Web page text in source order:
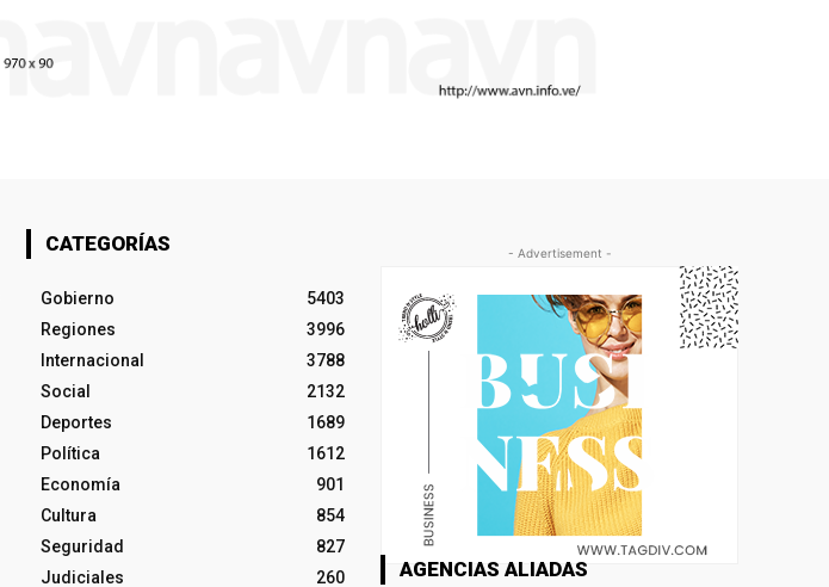
CATEGORÍAS
Gobierno
5403
Regiones
3996
Internacional
3788
Social
2132
Deportes
1689
Política
1612
Economía
901
Cultura
854
Seguridad
827
Judiciales
260
- Advertisement -
AGENCIAS ALIADAS